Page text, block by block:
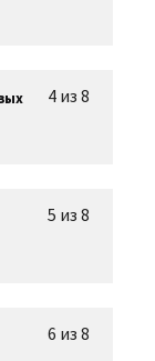
4 из 8
5 из 8
6 из 8